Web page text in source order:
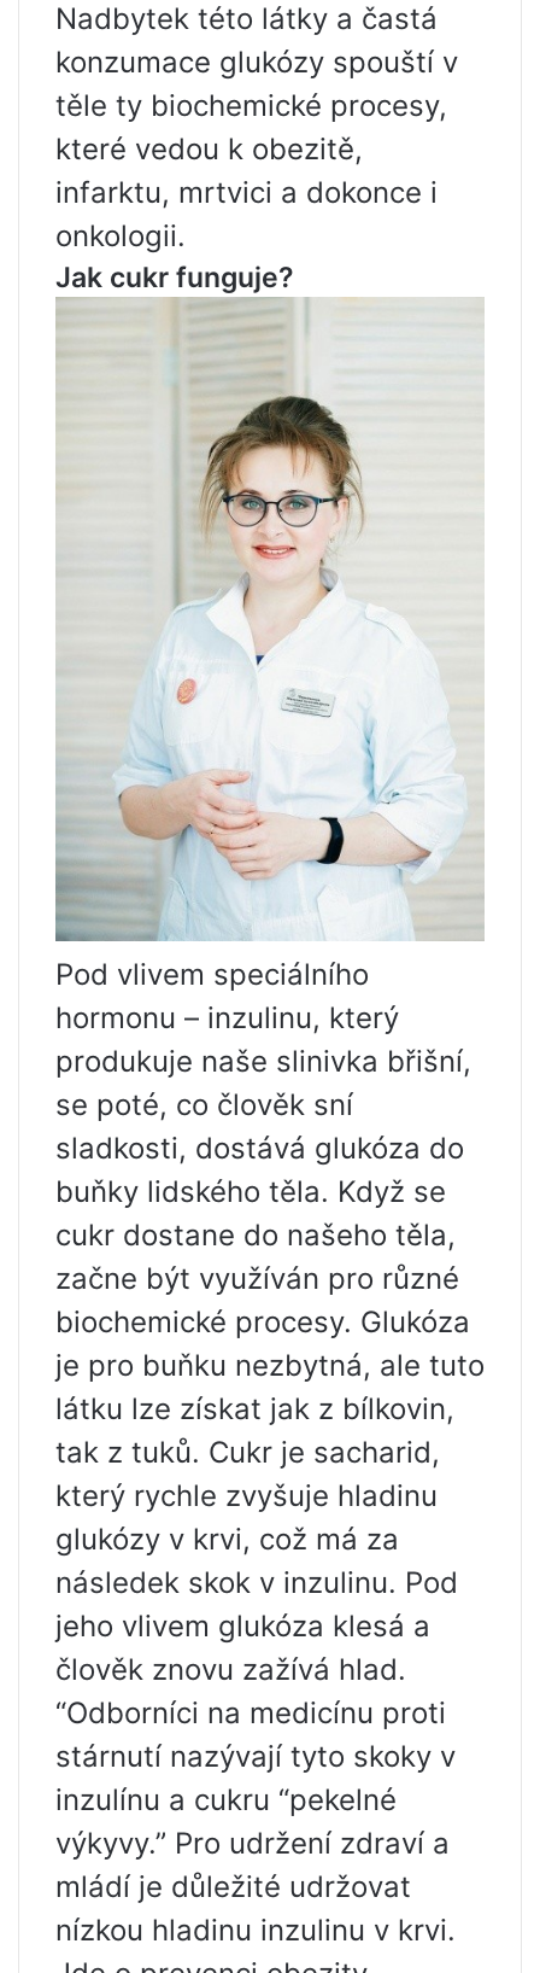
Nadbytek této látky a častá
konzumace glukózy spouští v
těle ty biochemické procesy,
které vedou k obezitě,
infarktu, mrtvici a dokonce i
onkologii.
Jak cukr funguje?
Pod vlivem speciálního
hormonu – inzulinu, který
produkuje naše slinivka břišní,
se poté, co člověk sní
sladkosti, dostává glukóza do
buňky lidského těla. Když se
cukr dostane do našeho těla,
začne být využíván pro různé
biochemické procesy. Glukóza
je pro buňku nezbytná, ale tuto
látku lze získat jak z bílkovin,
tak z tuků. Cukr je sacharid,
který rychle zvyšuje hladinu
glukózy v krvi, což má za
následek skok v inzulinu. Pod
jeho vlivem glukóza klesá a
člověk znovu zažívá hlad.
“Odborníci na medicínu proti
stárnutí nazývají tyto skoky v
inzulínu a cukru “pekelné
výkyvy.” Pro udržení zdraví a
mládí je důležité udržovat
nízkou hladinu inzulinu v krvi.